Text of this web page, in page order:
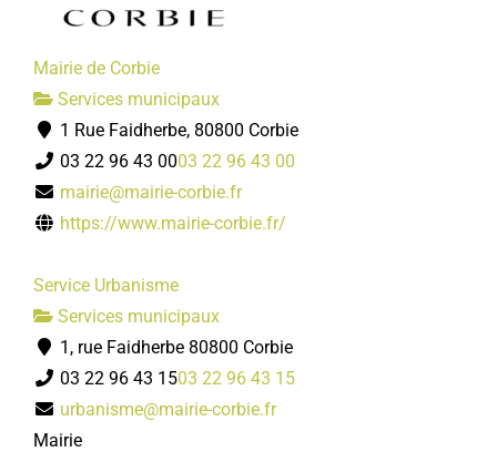
Mairie de Corbie
Services municipaux
1 Rue Faidherbe, 80800 Corbie
03 22 96 43 0003 22 96 43 00
mairie@mairie-corbie.fr
https://www.mairie-corbie.fr/
Service Urbanisme
Services municipaux
1, rue Faidherbe 80800 Corbie
03 22 96 43 1503 22 96 43 15
urbanisme@mairie-corbie.fr
Mairie